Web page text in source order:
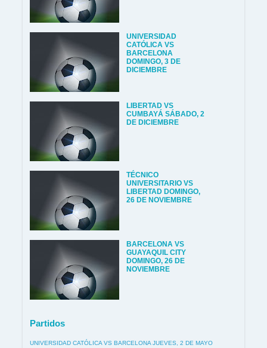
UNIVERSIDAD
CATÓLICA VS
BARCELONA
DOMINGO, 3 DE
DICIEMBRE
LIBERTAD VS
CUMBAYÁ SÁBADO, 2
DE DICIEMBRE
TÉCNICO
UNIVERSITARIO VS
LIBERTAD DOMINGO,
26 DE NOVIEMBRE
BARCELONA VS
GUAYAQUIL CITY
DOMINGO, 26 DE
NOVIEMBRE
Partidos
UNIVERSIDAD CATÓLICA VS BARCELONA JUEVES, 2 DE MAYO